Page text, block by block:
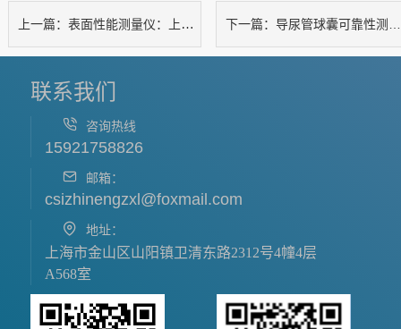
上一篇： 表面性能测量仪：上海某某公司到访上海徽涛考察设备，技术交流 下一篇： 导尿管球囊可靠性测试仪
联系我们
咨询热线
15921758826
邮箱：
csizhinengzxl@foxmail.com
地址：
上海市金山区山阳镇卫清东路2312号4幢4层
A568室